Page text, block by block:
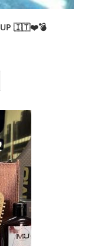
UP 🇮🇹❤️💣